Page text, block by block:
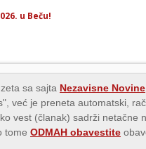
u Beču!
sa sajta Nezavisne Novine
već je preneta automatski,
vest (članak) sadrži netačne
tome ODMAH obavestite